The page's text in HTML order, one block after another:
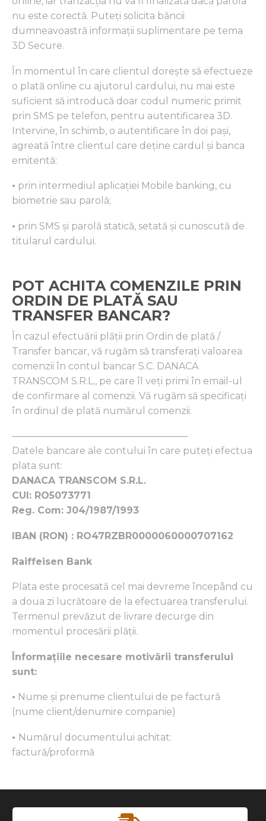
nu este corectă. Puteți solicita băncii
dumneavoastră informații suplimentare pe tema
3D Secure.
În momentul în care clientul dorește să efectueze
o plată online cu ajutorul cardului, nu mai este
suficient să introducă doar codul numeric primit
prin SMS pe telefon, pentru autentificarea 3D.
Intervine, în schimb, o autentificare în doi pași,
agreată între clientul care deține cardul și banca
emitentă:
• prin intermediul aplicației Mobile banking, cu
biometrie sau parolă;
• prin SMS și parolă statică, setată și cunoscută de
titularul cardului.
POT ACHITA COMENZILE PRIN
ORDIN DE PLATĂ SAU
TRANSFER BANCAR?
În cazul efectuării plăţii prin Ordin de plată /
Transfer bancar, vă rugăm să transferaţi valoarea
comenzii în contul bancar S.C. DANACA
TRANSCOM S.R.L., pe care îl veţi primi în email-ul
de confirmare al comenzii. Vă rugăm să specificaţi
în ordinul de plată numărul comenzii.
——————————————————–
Datele bancare ale contului în care puteți efectua
plata sunt:
DANACA TRANSCOM S.R.L.
CUI: RO5073771
Reg. Com: J04/1987/1993
IBAN (RON) : RO47RZBR0000060000707162
Raiffeisen Bank
Plata este procesată cel mai devreme începând cu
a doua zi lucrătoare de la efectuarea transferului.
Termenul prevăzut de livrare decurge din
momentul procesării plăţii.
Înformațiile necesare motivării transferului
sunt:
• Nume și prenume clientului de pe factură
(nume client/denumire companie)
• Numărul documentului achitat:
factură/proformă